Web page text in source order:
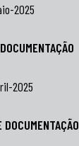
2025
2025